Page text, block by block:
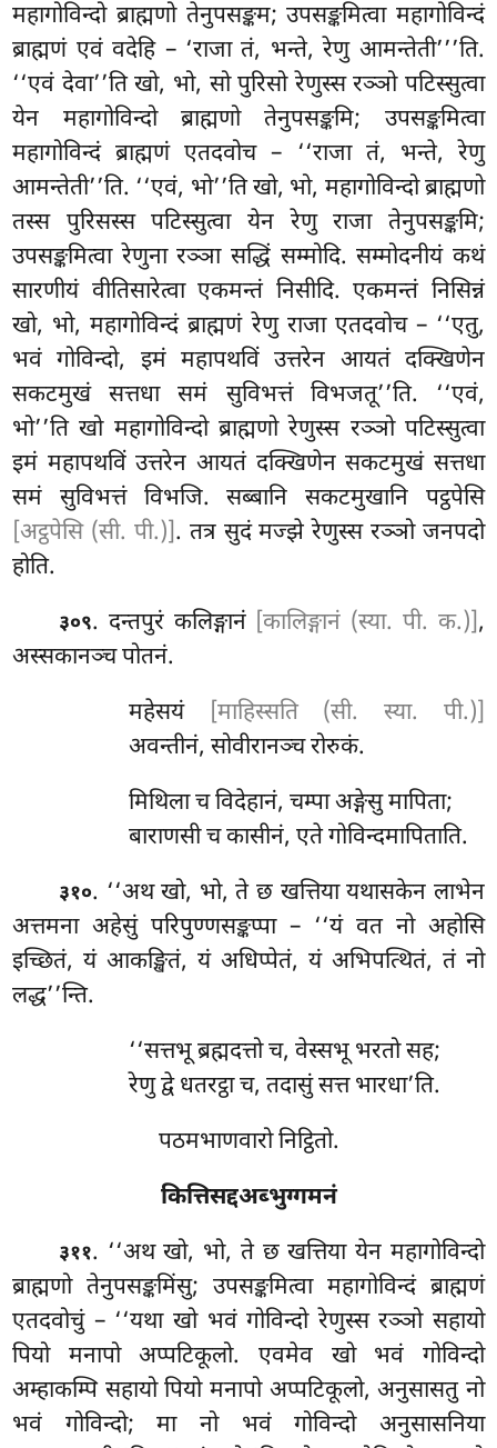
महागोविन्दो ब्राह्मणो तेनुपसङ्कम; उपसङ्कमित्वा महागोविन्दं
ब्राह्मणं एवं वदेहि – ‘राजा तं, भन्ते, रेणु आमन्तेती’’’ति.
‘‘एवं देवा’’ति खो, भो, सो पुरिसो रेणुस्स रञ्ञो पटिस्सुत्वा
येन महागोविन्दो ब्राह्मणो तेनुपसङ्कमि; उपसङ्कमित्वा
महागोविन्दं ब्राह्मणं एतदवोच – ‘‘राजा तं, भन्ते, रेणु
आमन्तेती’’ति. ‘‘एवं, भो’’ति खो, भो, महागोविन्दो ब्राह्मणो
तस्स पुरिसस्स पटिस्सुत्वा येन रेणु राजा तेनुपसङ्कमि;
उपसङ्कमित्वा रेणुना रञ्ञा सद्धिं सम्मोदि. सम्मोदनीयं कथं
सारणीयं वीतिसारेत्वा एकमन्तं निसीदि. एकमन्तं निसिन्नं
खो, भो, महागोविन्दं ब्राह्मणं रेणु राजा एतदवोच – ‘‘एतु,
भवं गोविन्दो, इमं महापथविं उत्तरेन आयतं दक्खिणेन
सकटमुखं सत्तधा समं सुविभत्तं विभजतू’’ति. ‘‘एवं,
भो’’ति खो महागोविन्दो ब्राह्मणो रेणुस्स रञ्ञो पटिस्सुत्वा
इमं महापथविं उत्तरेन आयतं दक्खिणेन सकटमुखं सत्तधा
समं सुविभत्तं विभजि. सब्बानि सकटमुखानि पट्ठपेसि
[अट्ठपेसि (सी. पी.)]. तत्र सुदं मज्झे रेणुस्स रञ्ञो जनपदो
होति.
३०९. दन्तपुरं कलिङ्गानं [कालिङ्गानं (स्या. पी. क.)],
अस्सकानञ्च पोतनं.
महेसयं
[माहिस्सति (सी. स्या. पी.)]
अवन्तीनं, सोवीरानञ्च रोरुकं.
मिथिला च विदेहानं, चम्पा अङ्गेसु मापिता;
बाराणसी च कासीनं, एते गोविन्दमापिताति.
३१०. ‘‘अथखो, भो, ते छ खत्तिया यथासकेन लाभेन
अत्तमना अहेसुं परिपुण्णसङ्कप्पा – ‘‘यं वत नो अहोसि
इच्छितं, यं आकङ्खितं, यं अधिप्पेतं, यं अभिपत्थितं, तं नो
लद्ध’’न्ति.
‘‘सत्तभूब्रह्मदत्तो च, वेस्सभू भरतो सह;
रेणु द्वे धतरट्ठा च, तदासुं सत्त भारधा’ति.
पठमभाणवारो निट्ठितो.
कित्तिसद्दअब्भुग्गमनं
३११. ‘‘अथ खो, भो, ते छ खत्तिया येन महागोविन्दो
ब्राह्मणो तेनुपसङ्कमिंसु; उपसङ्कमित्वा महागोविन्दं ब्राह्मणं
एतदवोचुं – ‘‘यथा खो भवं गोविन्दो रेणुस्स रञ्ञो सहायो
पियो मनापो अप्पटिकूलो. एवमेव खो भवं गोविन्दो
अम्हाकम्पि सहायो पियो मनापो अप्पटिकूलो, अनुसासतु नो
भवं गोविन्दो; मा नो भवं गोविन्दो अनुसासनिया